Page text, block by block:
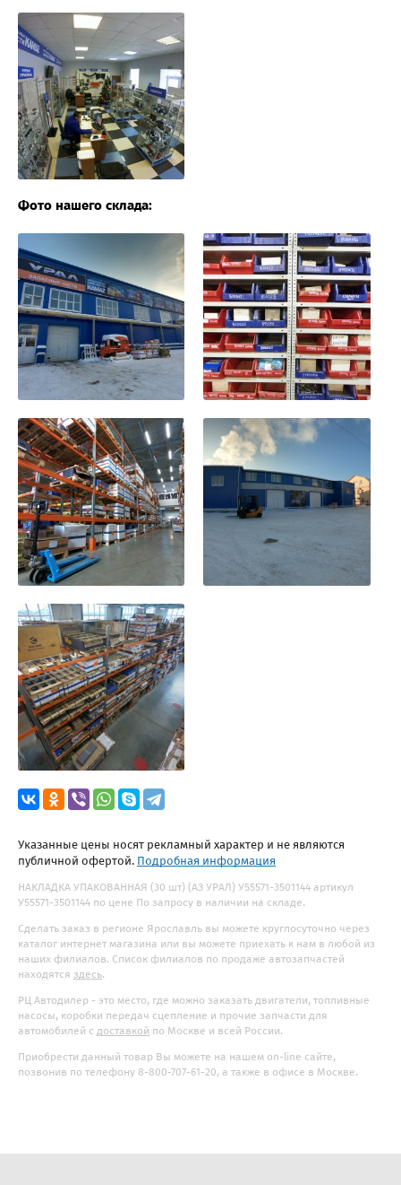
Фото нашего склада:
Указанные цены носят рекламный характер и не являются
публичной офертой. Подробная информация
НАКЛАДКА УПАКОВАННАЯ (30 шт) (АЗ УРАЛ) У55571-3501144 артикул
У55571-3501144 по цене По запросу в наличии на складе.
Сделать заказ в регионе Ярославль вы можете круглосуточно через
каталог интернет магазина или вы можете приехать к нам в любой из
наших филиалов. Список филиалов по продаже автозапчастей
находятся здесь.
РЦ Автодилер - это место, где можно заказать двигатели, топливные
насосы, коробки передач сцепление и прочие запчасти для
автомобилей с доставкой по Москве и всей России.
Приобрести данный товар Вы можете на нашем on-line сайте,
позвонив по телефону 8-800-707-61-20, а также в офисе в Москве.